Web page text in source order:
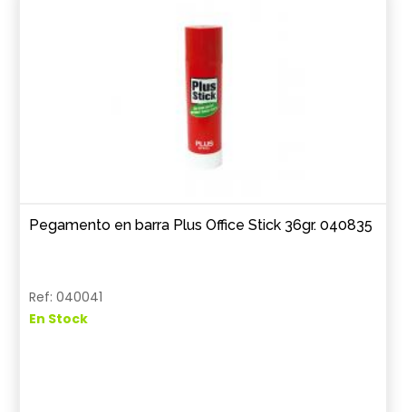
Pegamento en barra Plus Office Stick 36gr. 040835
Ref: 040041
En Stock